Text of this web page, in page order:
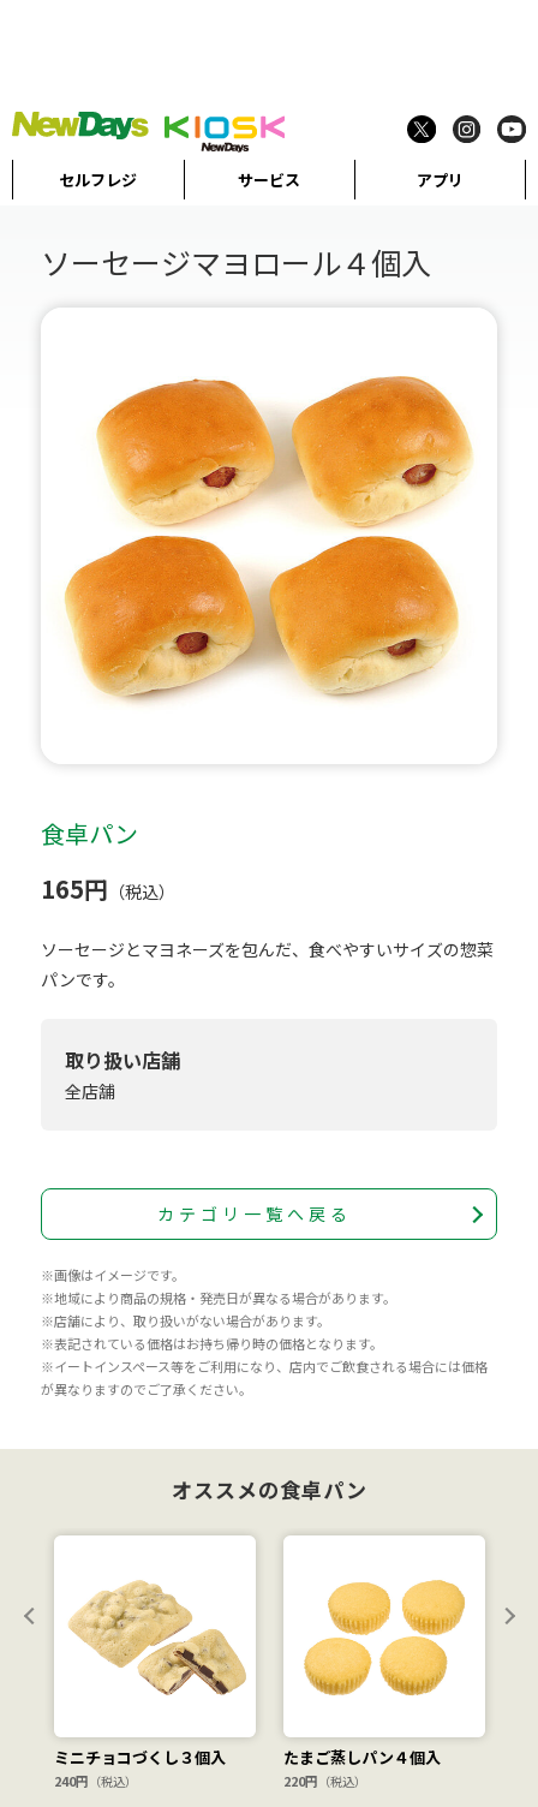
セルフレジ サービス アプリ
ソーセージマヨロール４個入
食卓パン
165円 （税込）
ソーセージとマヨネーズを包んだ、食べやすいサイズの惣菜
パンです。
取り扱い店舗
全店舗
カテゴリ一覧へ戻る
※画像はイメージです。
※地域により商品の規格・発売日が異なる場合があります。
※店舗により、取り扱いがない場合があります。
※表記されている価格はお持ち帰り時の価格となります。
※イートインスペース等をご利用になり、店内でご飲食される場合には価格
が異なりますのでご了承ください。
オススメの食卓パン
ミニチョコづくし３個入
240円 （税込）
たまご蒸しパン４個入
220円 （税込）